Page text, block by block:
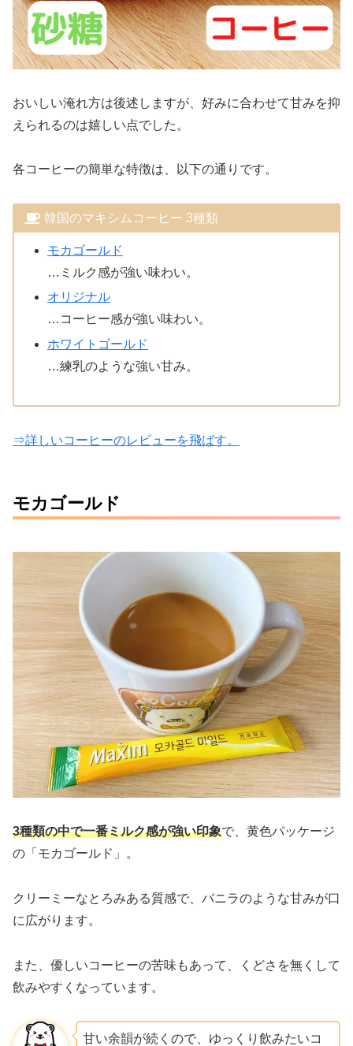
おいしい淹れ方は後述しますが、好みに合わせて甘みを抑
えられるのは嬉しい点でした。
各コーヒーの簡単な特徴は、以下の通りです。
韓国のマキシムコーヒー 3種類
モカゴールド
…ミルク感が強い味わい。
オリジナル
…コーヒー感が強い味わい。
ホワイトゴールド
…練乳のような強い甘み。
⇒詳しいコーヒーのレビューを飛ばす。
モカゴールド
3種類の中で一番ミルク感が強い印象で、黄色パッケージ
の「モカゴールド」。
クリーミーなとろみある質感で、バニラのような甘みが口
に広がります。
また、優しいコーヒーの苦味もあって、くどさを無くして
飲みやすくなっています。
甘い余韻が続くので、ゆっくり飲みたいコ